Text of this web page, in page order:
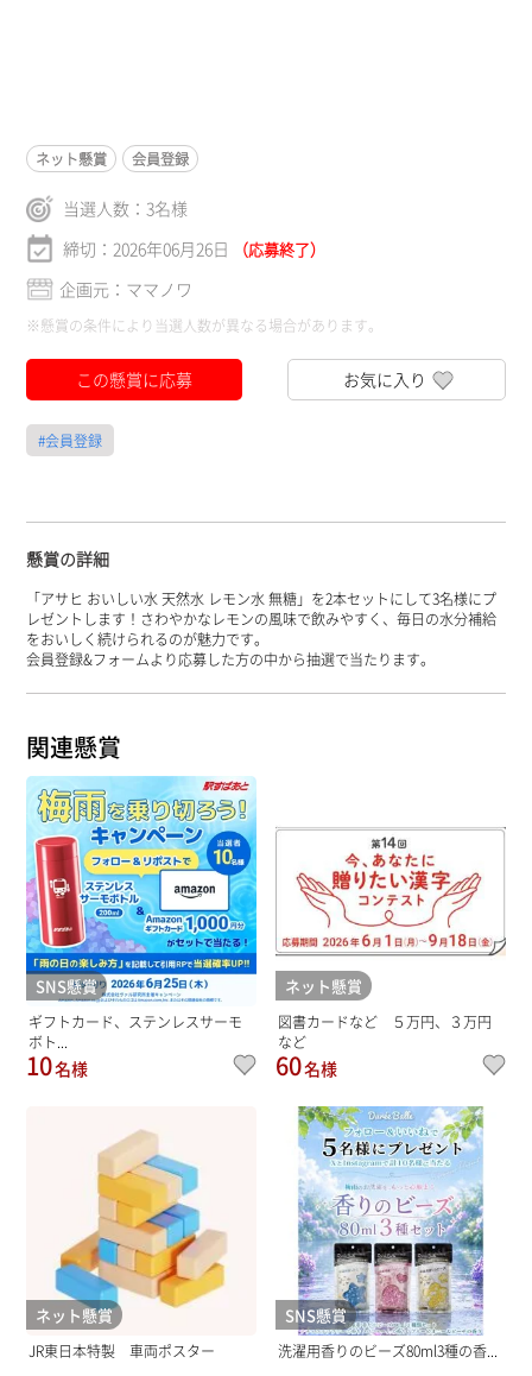
ネット懸賞 会員登録
当選人数：3名様
締切：2026年06月26日
（応募終了）
企画元：ママノワ
※懸賞の条件により当選人数が異なる場合があります。
この懸賞に応募 お気に入り
#会員登録
懸賞の詳細
「アサヒ おいしい水 天然水 レモン水 無糖」を2本セットにして3名様にプ
レゼントします！さわやかなレモンの風味で飲みやすく、毎日の水分補給
をおいしく続けられるのが魅力です。
会員登録&フォームより応募した方の中から抽選で当たります。
関連懸賞
SNS懸賞
ギフトカード、ステンレスサーモ
ボト...
10名様
ネット懸賞
図書カードなど ５万円、３万円
など
60名様
ネット懸賞
JR東日本特製 車両ポスター
SNS懸賞
洗濯用香りのビーズ80ml3種の香...